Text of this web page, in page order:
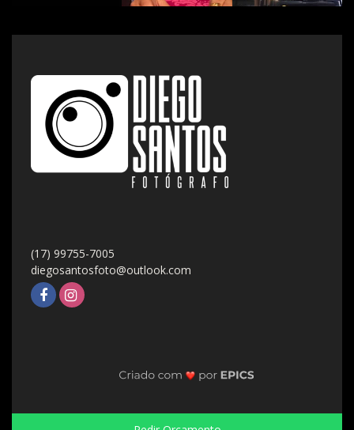
(17) 99755-7005
diegosantosfoto@outlook.com